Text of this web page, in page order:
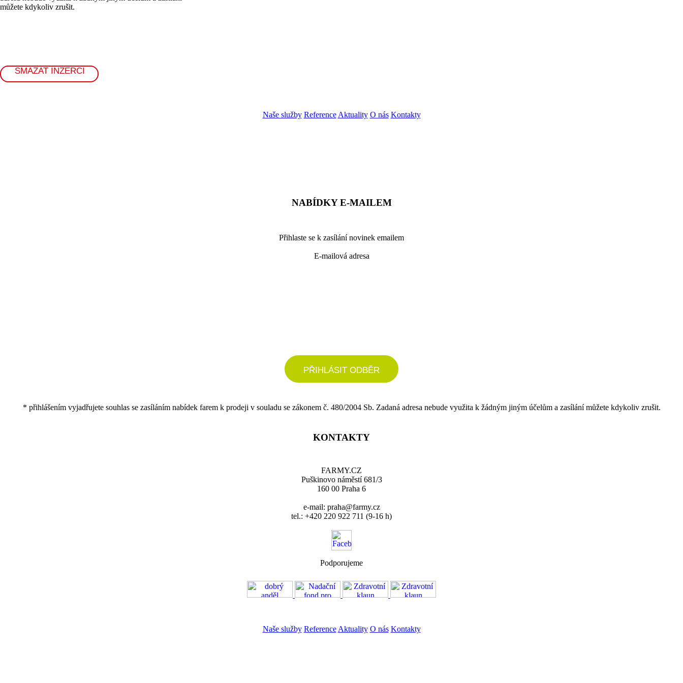
můžete kdykoliv zrušit.
SMAZAT INZERCI
Naše služby Reference Aktuality O nás Kontakty
NABÍDKY E-MAILEM
Přihlaste se k zasílání novinek emailem
E-mailová adresa
PŘIHLÁSIT ODBĚR
* přihlášením vyjadřujete souhlas se zasíláním nabídek farem k prodeji v souladu se zákonem č. 480/2004 Sb. Zadaná adresa nebude využita k žádným jiným účelům a zasílání můžete kdykoliv zrušit.
KONTAKTY
FARMY.CZ
Puškinovo náměstí 681/3
160 00 Praha 6
e-mail: praha@farmy.cz
tel.: +420 220 922 711 (9-16 h)
Podporujeme
Naše služby Reference Aktuality O nás Kontakty